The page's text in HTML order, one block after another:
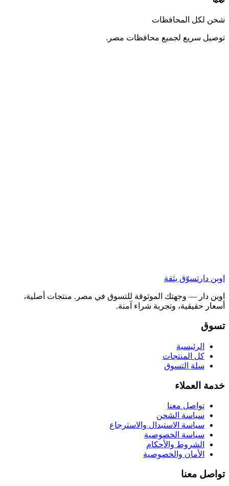
شحن لكل المحافظات
توصيل سريع لجميع محافظات مصر.
اوبن دار تسوّق بثقة
اوبن دار — وجهتك الموثوقة للتسوق في مصر. منتجات أصلية،
أسعار حقيقية، وتجربة شراء آمنة.
تسوق
الرئيسية
كل المنتجات
سلة التسوق
خدمة العملاء
تواصل معنا
سياسة الشحن
سياسة الاستبدال والاسترجاع
سياسة الخصوصية
الشروط والأحكام
الأمان والخصوصية
تواصل معنا